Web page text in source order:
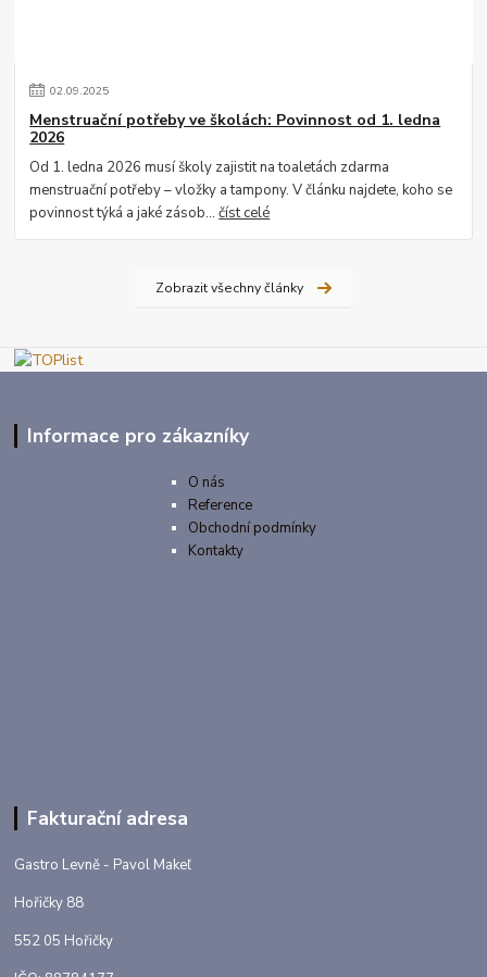
02.09.2025
Menstruační potřeby ve školách: Povinnost od 1. ledna
2026
Od 1. ledna 2026 musí školy zajistit na toaletách zdarma
menstruační potřeby – vložky a tampony. V článku najdete, koho se
povinnost týká a jaké zásob...číst celé
Zobrazit všechny články
Informace pro zákazníky
O nás
Reference
Obchodní podmínky
Kontakty
Fakturační adresa
Gastro Levně - Pavol Makeľ
Hořičky 88
552 05 Hořičky